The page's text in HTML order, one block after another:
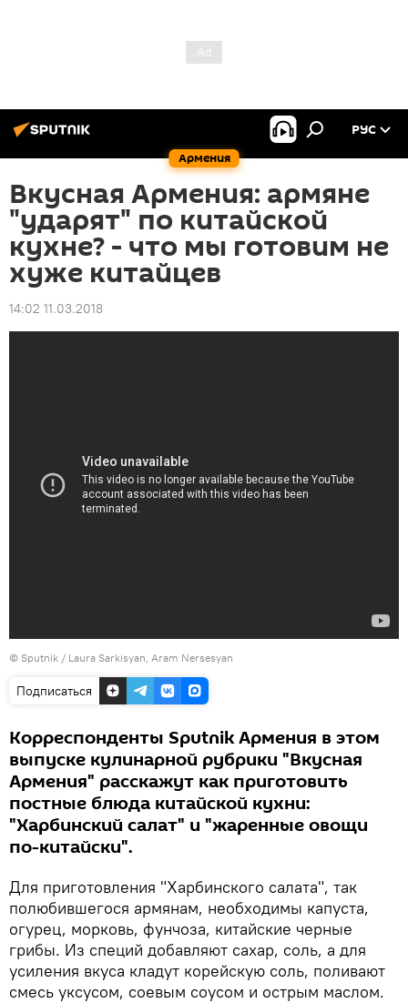
Армения
РУС
Вкусная Армения: армяне
"ударят" по китайской
кухне? - что мы готовим не
хуже китайцев
14:02 11.03.2018
© Sputnik / Laura Sarkisyan, Aram Nersesyan
Подписаться
Корреспонденты Sputnik Армения в этом
выпуске кулинарной рубрики "Вкусная
Армения" расскажут как приготовить
постные блюда китайской кухни:
"Харбинский салат" и "жаренные овощи
по-китайски".
Для приготовления "Харбинского салата", так
полюбившегося армянам, необходимы капуста,
огурец, морковь, фунчоза, китайские черные
грибы. Из специй добавляют сахар, соль, а для
усиления вкуса кладут корейскую соль, поливают
смесь уксусом, соевым соусом и острым маслом.